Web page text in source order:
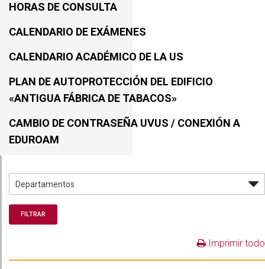
HORAS DE CONSULTA
CALENDARIO DE EXÁMENES
CALENDARIO ACADÉMICO DE LA US
PLAN DE AUTOPROTECCIÓN DEL EDIFICIO
«ANTIGUA FÁBRICA DE TABACOS»
CAMBIO DE CONTRASEÑA UVUS / CONEXIÓN A
EDUROAM
Imprimir todo